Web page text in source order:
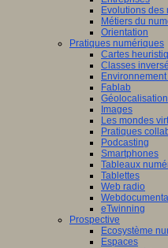
Evolutions des
Métiers du
Orientation
Pratiques numériques
Cartes
Classes
Fablab
Géolocalisation
Images
Les mondes
Pratiques
Podcasting
Smartphones
Tableaux
Tablettes
Web radio
eTwinning
Prospective
Ecosystème
Espaces